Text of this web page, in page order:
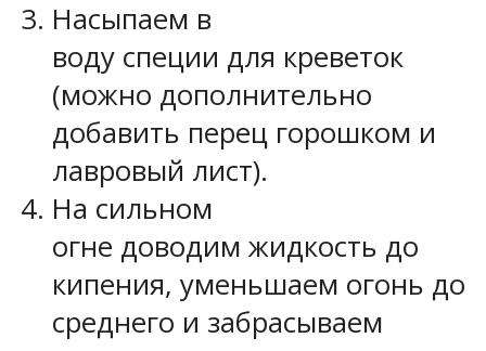
Насыпаем в
воду специи для креветок
(можно дополнительно
добавить перец горошком и
лавровый лист).
На сильном
огне доводим жидкость до
кипения, уменьшаем огонь до
среднего и забрасываем